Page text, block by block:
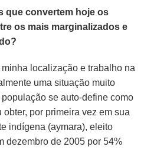
que convertem hoje os
os mais marginalizados e
localização e trabalho na
uma situação muito
se auto-define como
por primeira vez em sua
indígena (aymara), eleito
dezembro de 2005 por 54%